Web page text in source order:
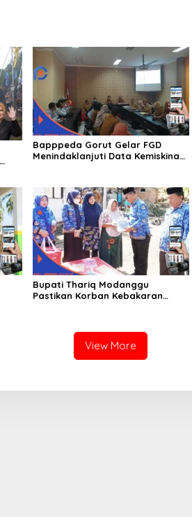
Bapppeda Gorut Gelar FGD
Menindaklanjuti Data Kemiskinan
Bupati Thariq Modanggu
Pastikan Korban Kebakaran
View More